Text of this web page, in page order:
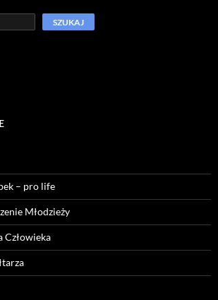
SZUKAJ
channel/
– pro life
Młodzieży
Człowieka